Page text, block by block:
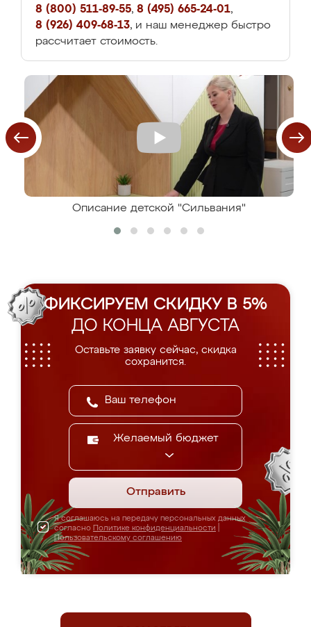
8 (800) 511-89-55, 8 (495) 665-24-01,
8 (926) 409-68-13, и наш менеджер быстро
рассчитает стоимость.
Описание детской "Сильвания"
ФИКСИРУЕМ СКИДКУ В 5%
ДО КОНЦА АВГУСТА
Оставьте заявку сейчас, скидка
сохранится.
Желаемый бюджет
Отправить
Я соглашаюсь на передачу персональных данных
согласно Политике конфиденциальности
Пользовательскому соглашению